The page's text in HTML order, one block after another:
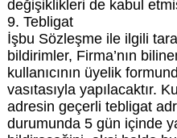
değişiklikleri de kabul
9. Tebligat
İşbu Sözleşme ile ilgili
bildirimler, Firma’nın
kullanıcının üyelik
vasıtasıyla yapılacaktır.
adresin geçerli tebligat
durumunda 5 gün içinde